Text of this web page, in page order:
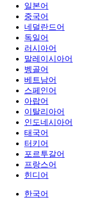
일본어
중국어
네덜란드어
독일어
러시아어
말레이시아어
벵골어
베트남어
스페인어
아랍어
이탈리아어
인도네시아어
태국어
터키어
포르투갈어
프랑스어
힌디어
한국어